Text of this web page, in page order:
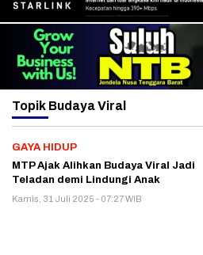
Topik Budaya Viral
GAYA HIDUP
MTP Ajak Alihkan Budaya Viral Jadi
Teladan demi Lindungi Anak
Kamis, 31 Juli 2025 - 07:27 WIB